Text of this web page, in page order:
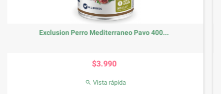
Monge Perro Mono Protein Pavo